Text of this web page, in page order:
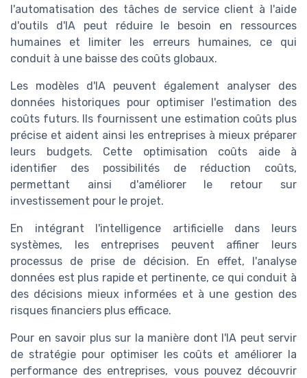
l'automatisation des tâches de service client à l'aide
d'outils d'IA peut réduire le besoin en ressources
humaines et limiter les erreurs humaines, ce qui
conduit à une baisse des coûts globaux.
Les modèles d'IA peuvent également analyser des
données historiques pour optimiser l'estimation des
coûts futurs. Ils fournissent une estimation coûts plus
précise et aident ainsi les entreprises à mieux préparer
leurs budgets. Cette optimisation coûts aide à
identifier des possibilités de réduction coûts,
permettant ainsi d'améliorer le retour sur
investissement pour le projet.
En intégrant l'intelligence artificielle dans leurs
systèmes, les entreprises peuvent affiner leurs
processus de prise de décision. En effet, l'analyse
données est plus rapide et pertinente, ce qui conduit à
des décisions mieux informées et à une gestion des
risques financiers plus efficace.
Pour en savoir plus sur la manière dont l'IA peut servir
de stratégie pour optimiser les coûts et améliorer la
performance des entreprises, vous pouvez découvrir